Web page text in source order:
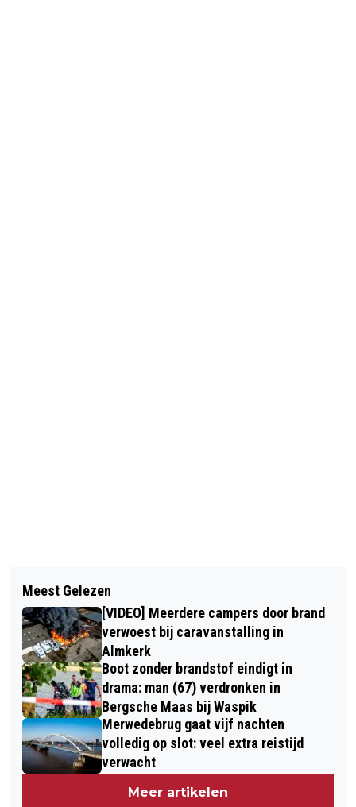
VAN DER GAAG PER DIRECT WEG BIJ
NAC
STATUSHOUDERS IN WEST-BRABANT
AAN HET WERK DANKZIJ LOGISTIEK
PASPOORT
Meest Gelezen
[VIDEO] Meerdere campers door brand
verwoest bij caravanstalling in
Almkerk
Boot zonder brandstof eindigt in
drama: man (67) verdronken in
Bergsche Maas bij Waspik
Merwedebrug gaat vijf nachten
volledig op slot: veel extra reistijd
verwacht
Meer artikelen